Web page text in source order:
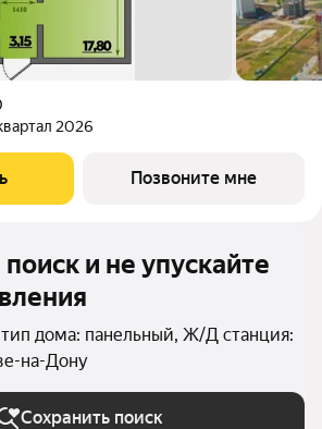
2026
Позвоните мне
и не упускайте
дома: панельный, Ж/Д станция:
на-Дону
Сохранить поиск